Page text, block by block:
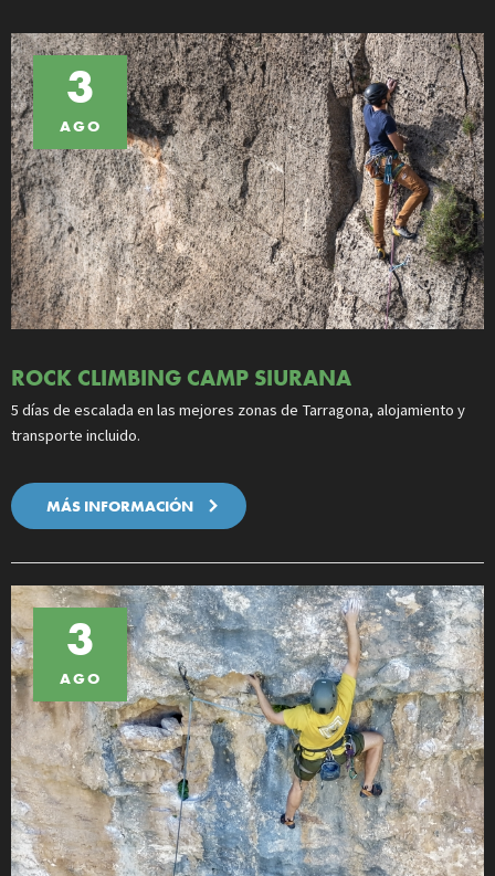
3
AGO
ROCK CLIMBING CAMP SIURANA
5 días de escalada en las mejores zonas de Tarragona, alojamiento y
transporte incluido.
MÁS INFORMACIÓN
3
AGO